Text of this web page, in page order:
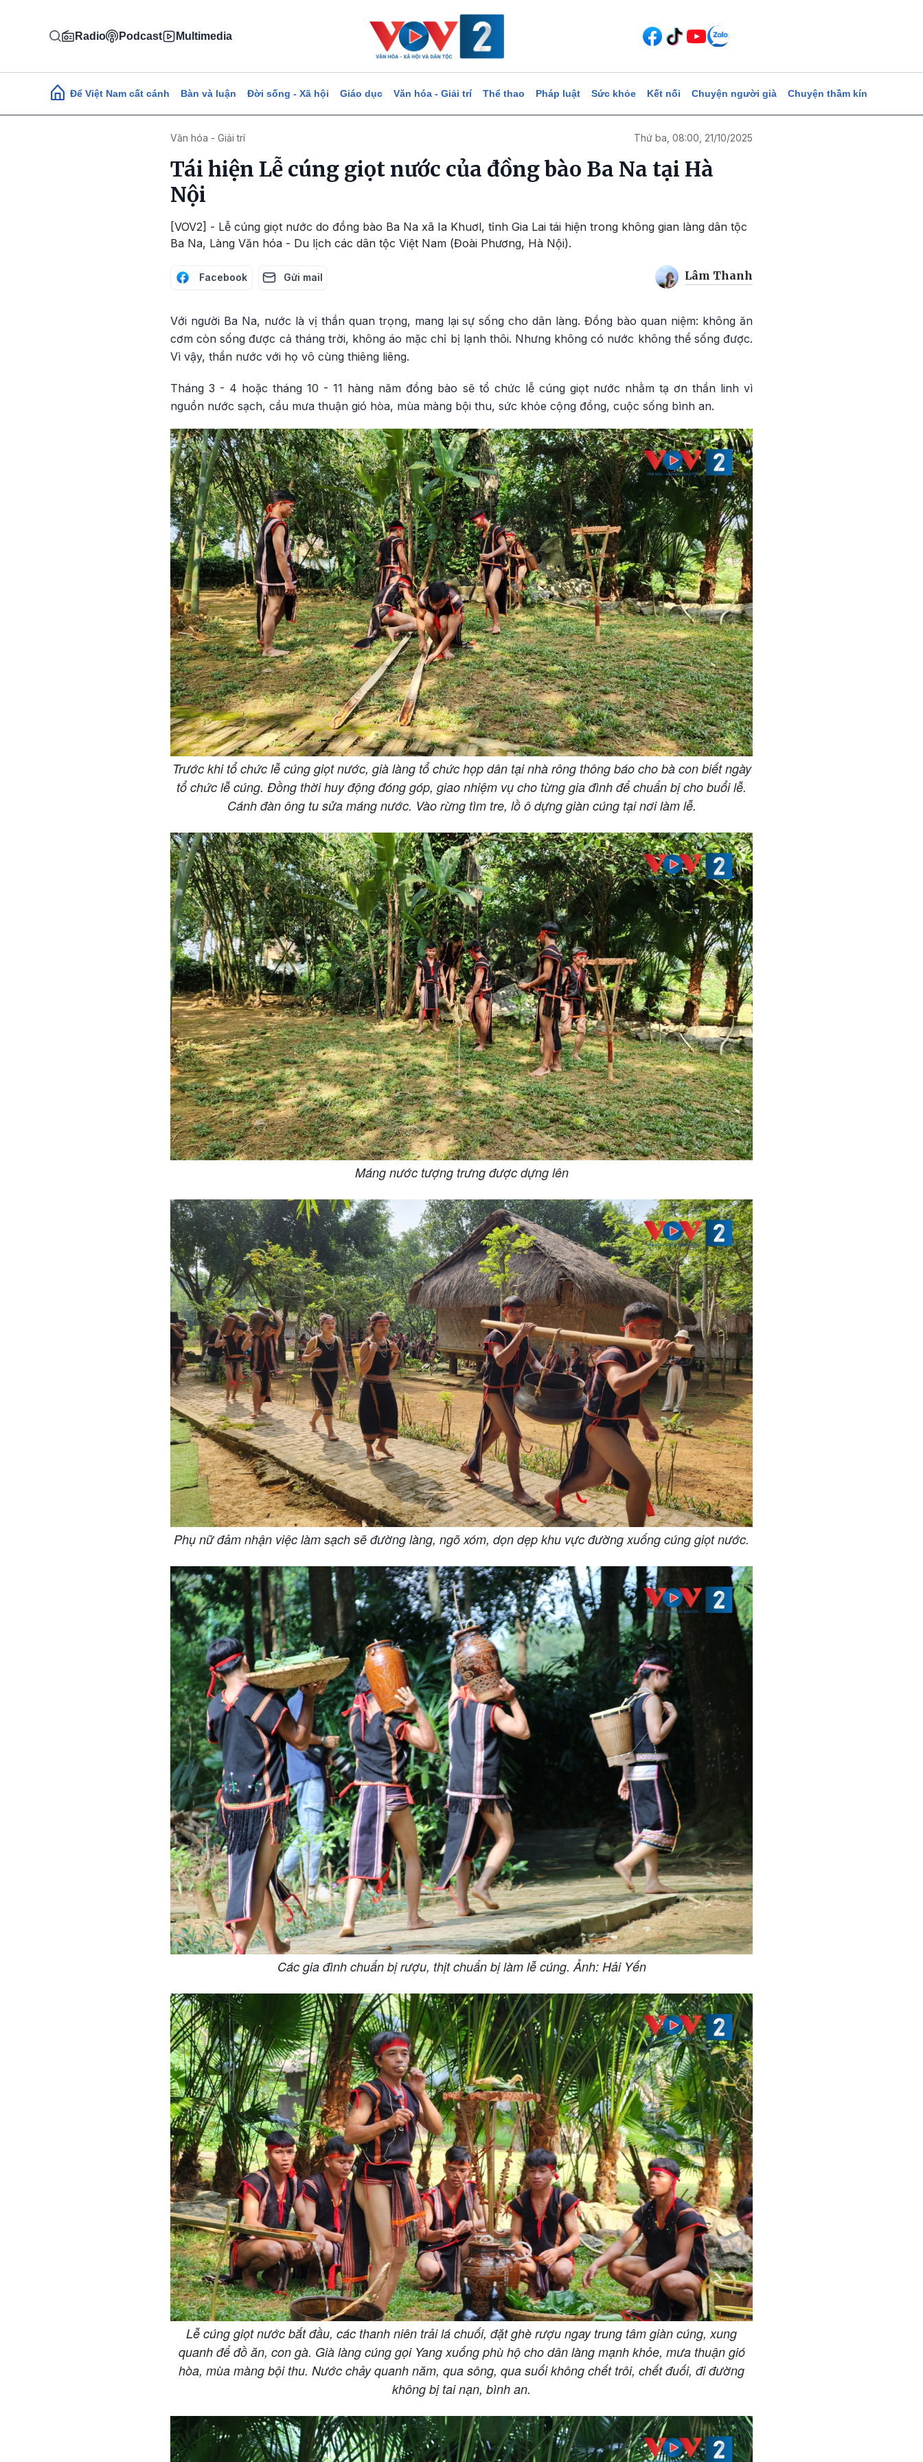
Radio Podcast Multimedia
Main navigation
Để Việt Nam cất cánh Bàn và luận Đời sống - Xã hội Giáo dục Văn hóa - Giải trí Thể thao Pháp luật Sức khỏe Kết nối Chuyện người già Chuyện thầm kín
Văn hóa - Giải trí Thứ ba, 08:00, 21/10/2025
Tái hiện Lễ cúng giọt nước của đồng bào Ba Na tại Hà
Nội
[VOV2] - Lễ cúng giọt nước do đồng bào Ba Na xã Ia Khuơl, tỉnh Gia Lai tái hiện trong không gian làng dân tộc
Ba Na, Làng Văn hóa - Du lịch các dân tộc Việt Nam (Đoài Phương, Hà Nội).
Facebook Gửi mail Lâm Thanh
Với người Ba Na, nước là vị thần quan trọng, mang lại sự sống cho dân làng. Đồng bào quan niệm: không ăn
cơm còn sống được cả tháng trời, không áo mặc chỉ bị lạnh thôi. Nhưng không có nước không thể sống được.
Vì vậy, thần nước với họ vô cùng thiêng liêng.
Tháng 3 - 4 hoặc tháng 10 - 11 hàng năm đồng bào sẽ tổ chức lễ cúng giọt nước nhằm tạ ơn thần linh vì
nguồn nước sạch, cầu mưa thuận gió hòa, mùa màng bội thu, sức khỏe cộng đồng, cuộc sống bình an.
Trước khi tổ chức lễ cúng giọt nước, già làng tổ chức họp dân tại nhà rông thông báo cho bà con biết ngày
tổ chức lễ cúng. Đồng thời huy động đóng góp, giao nhiệm vụ cho từng gia đình để chuẩn bị cho buổi lễ.
Cánh đàn ông tu sửa máng nước. Vào rừng tìm tre, lồ ô dựng giàn cúng tại nơi làm lễ.
Máng nước tượng trưng được dựng lên
Phụ nữ đảm nhận việc làm sạch sẽ đường làng, ngõ xóm, dọn dẹp khu vực đường xuống cúng giọt nước.
Các gia đình chuẩn bị rượu, thịt chuẩn bị làm lễ cúng. Ảnh: Hải Yến
Lễ cúng giọt nước bắt đầu, các thanh niên trải lá chuối, đặt ghè rượu ngay trung tâm giàn cúng, xung
quanh để đồ ăn, con gà. Già làng cúng gọi Yang xuống phù hộ cho dân làng mạnh khỏe, mưa thuận gió
hòa, mùa màng bội thu. Nước chảy quanh năm, qua sông, qua suối không chết trôi, chết đuối, đi đường
không bị tai nạn, bình an.